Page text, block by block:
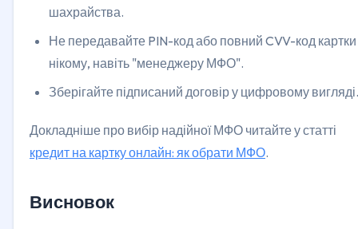
шахрайства.
Не передавайте PIN-код або повний CVV-код картки
нікому, навіть "менеджеру МФО".
Зберігайте підписаний договір у цифровому вигляді.
Докладніше про вибір надійної МФО читайте у статті
кредит на картку онлайн: як обрати МФО.
Висновок